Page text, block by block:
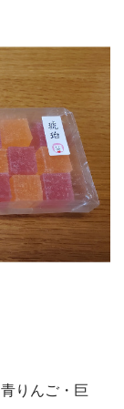
りんご・巨